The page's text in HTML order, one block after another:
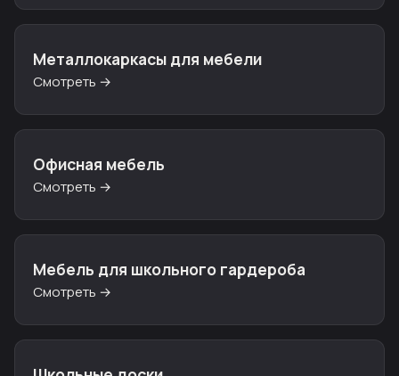
Металлокаркасы для мебели
Смотреть →
Офисная мебель
Смотреть →
Мебель для школьного гардероба
Смотреть →